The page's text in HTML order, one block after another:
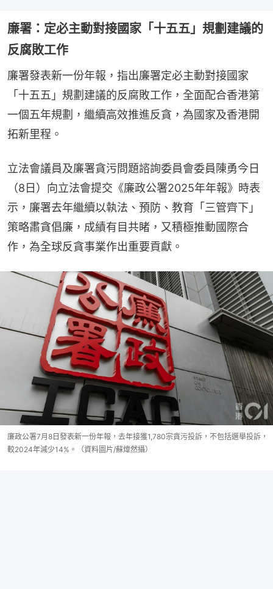
廉署：定必主動對接國家「十五五」規劃建議的
反腐敗工作
廉署發表新一份年報，指出廉署定必主動對接國家
「十五五」規劃建議的反腐敗工作，全面配合香港第
一個五年規劃，繼續高效推進反貪，為國家及香港開
拓新里程。
立法會議員及廉署貪污問題諮詢委員會委員陳勇今日
（8日）向立法會提交《廉政公署2025年年報》時表
示，廉署去年繼續以執法、預防、教育「三管齊下」
策略肅貪倡廉，成績有目共睹，又積極推動國際合
作，為全球反貪事業作出重要貢獻。
廉政公署7月8日發表新一份年報，去年接獲1,780宗貪污投訴，不包括選舉投訴，
較2024年減少14%。（資料圖片/蘇煒然攝）